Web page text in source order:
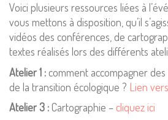
Voici plusieurs ressources liées à
vous mettons à disposition, qu’il
vidéos des conférences, de
textes réalisés lors des différents
Atelier 1 :comment accompagner
de la transition écologique ? Lien
Atelier 3 :Cartographie –cliquez ici